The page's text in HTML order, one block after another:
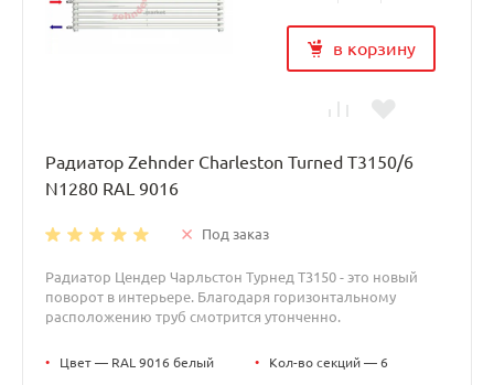
в корзину
Радиатор Zehnder Charleston Turned T3150/6
N1280 RAL 9016
Под заказ
Радиатор Цендер Чарльстон Турнед T3150 - это новый
поворот в интерьере. Благодаря горизонтальному
расположению труб смотрится утонченно.
• Цвет — RAL 9016 белый • Кол-во секций — 6